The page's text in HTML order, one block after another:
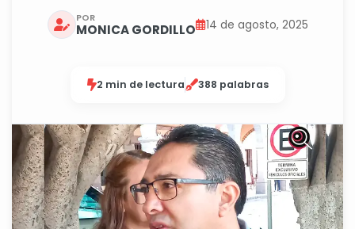
POR
MONICA GORDILLO 14 de agosto, 2025
2 min de lectura 388 palabras